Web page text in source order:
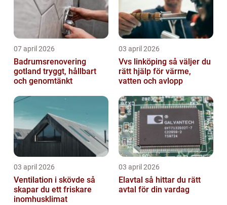
07 april 2026
Badrumsrenovering
gotland tryggt, hållbart
och genomtänkt
03 april 2026
Vvs linköping så väljer du
rätt hjälp för värme,
vatten och avlopp
03 april 2026
Ventilation i skövde så
skapar du ett friskare
inomhusklimat
03 april 2026
Elavtal så hittar du rätt
avtal för din vardag